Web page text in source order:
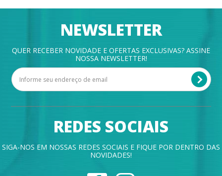
NEWSLETTER
QUER RECEBER NOVIDADE E OFERTAS EXCLUSIVAS? ASSINE
NOSSA NEWSLETTER!
REDES SOCIAIS
SIGA-NOS EM NOSSAS REDES SOCIAIS E FIQUE POR DENTRO DAS
NOVIDADES!